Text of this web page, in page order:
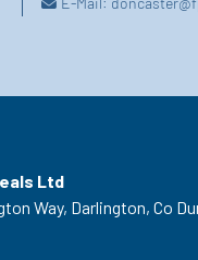
Ltd
Way, Darlington, Co